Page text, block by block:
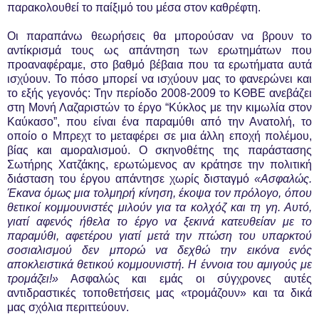
παρακολουθεί το παίξιμό του μέσα στον καθρέφτη.
Οι παραπάνω θεωρήσεις θα μπορούσαν να βρουν το
αντίκρισμά τους ως απάντηση των ερωτημάτων που
προαναφέραμε, στο βαθμό βέβαια που τα ερωτήματα αυτά
ισχύουν. Το πόσο μπορεί να ισχύουν μας το φανερώνει και
το εξής γεγονός: Την περίοδο 2008-2009 το ΚΘΒΕ ανεβάζει
στη Μονή Λαζαριστών το έργο “Κύκλος με την κιμωλία στον
Καύκασο”, που είναι ένα παραμύθι από την Ανατολή, το
οποίο ο Μπρεχτ το μεταφέρει σε μια άλλη εποχή πολέμου,
βίας και αμοραλισμού. Ο σκηνοθέτης της παράστασης
Σωτήρης Χατζάκης, ερωτώμενος αν κράτησε την πολιτική
διάσταση του έργου απάντησε χωρίς δισταγμό «Ασφαλώς.
Έκανα όμως μια τολμηρή κίνηση, έκοψα τον πρόλογο, όπου
θετικοί κομμουνιστές μιλούν για τα κολχόζ και τη γη. Αυτό,
γιατί αφενός ήθελα το έργο να ξεκινά κατευθείαν με το
παραμύθι, αφετέρου γιατί μετά την πτώση του υπαρκτού
σοσιαλισμού δεν μπορώ να δεχθώ την εικόνα ενός
αποκλειστικά θετικού κομμουνιστή. Η έννοια του αμιγούς με
τρομάζει!» Ασφαλώς και εμάς οι σύγχρονες αυτές
αντιδραστικές τοποθετήσεις μας «τρομάζουν» και τα δικά
μας σχόλια περιττεύουν.